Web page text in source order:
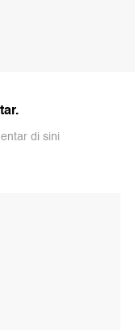
di sini